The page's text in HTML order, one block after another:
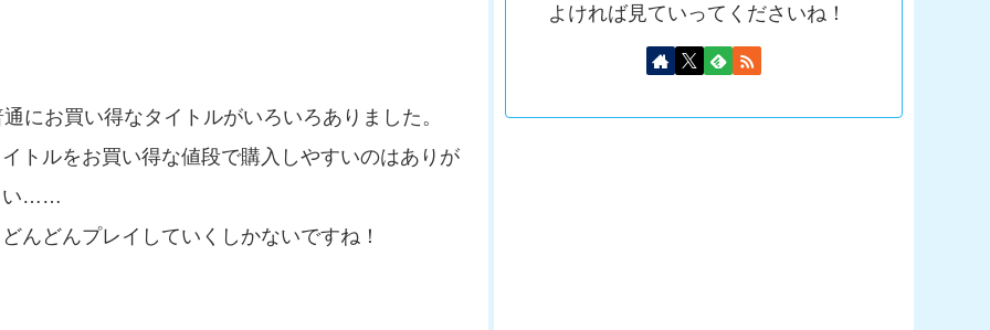
お買い得なタイトルがいろいろありました。
トルをお買い得な値段で購入しやすいのはありが
い……
んどんプレイしていくしかないですね！
よければ見ていってくださいね！